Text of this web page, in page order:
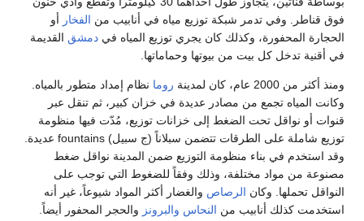
فوق قناطر. وفي تدمر شبكة توزيع مياه في أنابيب من الفخار أو
الحجارة المحفورة، وكذلك كان يجري توزيع المياه في دمشق القديمة
في أقنية تدخل كل بيت من بيوتها وحماماتها.
ومنذ أكثر من 2000 عام، كان لمدينة روما نظام إمداد متطور بالمياه.
وكانت المياه تجمع من مصادر عديدة في خزان كبير، ثم تنقل عبر
قنوات أو نواقل تحت الضغط إلى خزانات توزيع، مُدّت فيها منظومة
توزيع شاملة على الطرقات تتضمن سبلاناً (ج سبيل) fountains عديدة.
وقد استخدم في بناء منظومة التوزيع ضمن المدينة نواقل ضغط
مصنوعة من مواد مختلفة، وذلك وفقاً للضغوط التي توجب على
النواقل تحملها. وكان الرصاص والغضار أكثر المواد شيوعاً، غير أنه
استخدمت كذلك أنابيب من النحاس والبرونز والحجر المحفور أيضاً.